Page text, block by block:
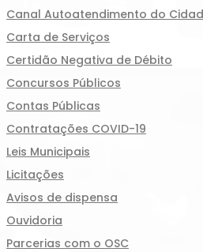
Canal Autoatendimento do
Carta de Serviços
Certidão Negativa de Débito
Concursos Públicos
Contas Públicas
Contratações COVID-19
Leis Municipais
Licitações
Avisos de dispensa
Ouvidoria
Parcerias com o OSC